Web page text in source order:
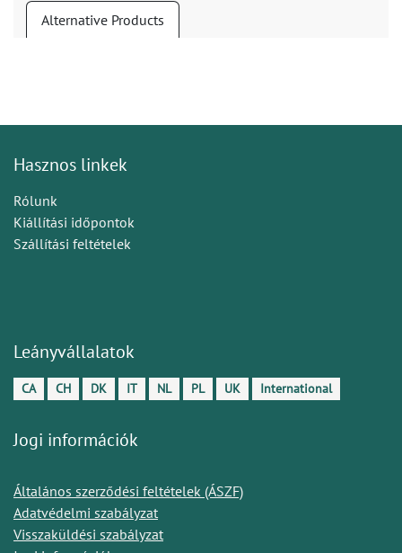
Alternative Products
Hasznos linkek
Rólunk
Kiállítási időpontok
Szállítási feltételek
Leányvállalatok
CA CH DK IT NL PL UK International
Jogi információk
Általános szerződési feltételek (ÁSZF)
Adatvédelmi szabályzat
Visszaküldési szabályzat